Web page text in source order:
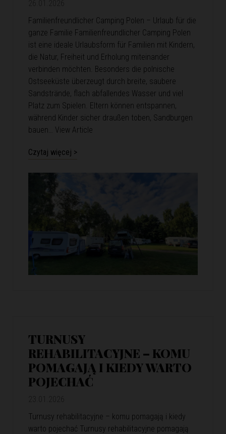
Familienfreundlicher Camping Polen – Urlaub für die
ganze Familie Familienfreundlicher Camping Polen
ist eine ideale Urlaubsform für Familien mit Kindern,
die Natur, Freiheit und Erholung miteinander
verbinden möchten. Besonders die polnische
Ostseeküste überzeugt durch breite, saubere
Sandstrände, flach abfallendes Wasser und viel
Platz zum Spielen. Eltern können entspannen,
während Kinder sicher draußen toben, Sandburgen
bauen… View Article
Czytaj więcej >
TURNUSY
REHABILITACYJNE – KOMU
POMAGAJĄ I KIEDY WARTO
POJECHAĆ
Turnusy rehabilitacyjne – komu pomagają i kiedy
warto pojechać Turnusy rehabilitacyjne pomagają